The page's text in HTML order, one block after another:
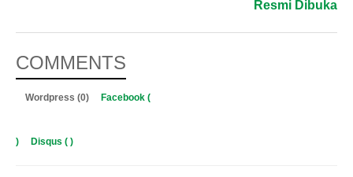
Resmi Dibuka
COMMENTS
Wordpress (0) Facebook (
) Disqus ( )